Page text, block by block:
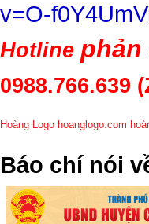
v=O-
Hotline
0988.766.639
Hoàng Logo hoanglogo.com
​Báo chí nói